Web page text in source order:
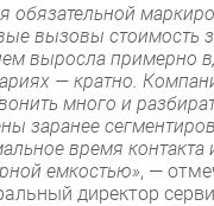
обязательной
вызовы стоимость
выросла примерно
— кратно.
много и
заранее
время контакта
емкостью», —
директор